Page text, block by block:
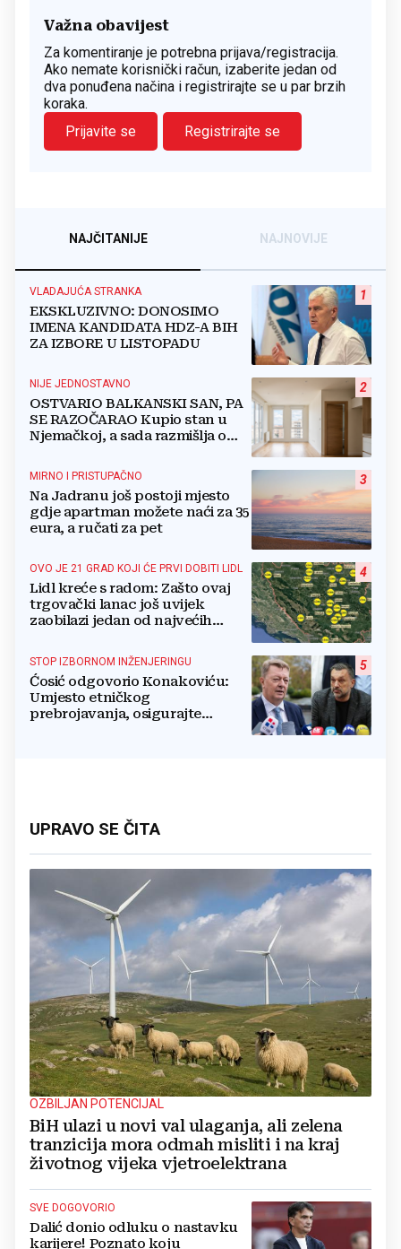
Važna obavijest
Za komentiranje je potrebna prijava/registracija.
Ako nemate korisnički račun, izaberite jedan od
dva ponuđena načina i registrirajte se u par brzih
koraka.
Prijavite se
Registrirajte se
NAJČITANIJE NAJNOVIJE
1
VLADAJUĆA STRANKA
EKSKLUZIVNO: DONOSIMO
IMENA KANDIDATA HDZ-A BIH
ZA IZBORE U LISTOPADU
2
NIJE JEDNOSTAVNO
OSTVARIO BALKANSKI SAN, PA
SE RAZOČARAO Kupio stan u
Njemačkoj, a sada razmišlja o
3
MIRNO I PRISTUPAČNO
Na Jadranu još postoji mjesto
gdje apartman možete naći za 35
eura, a ručati za pet
4
OVO JE 21 GRAD KOJI ĆE PRVI DOBITI LIDL
Lidl kreće s radom: Zašto ovaj
trgovački lanac još uvijek
zaobilazi jedan od najvećih
5
STOP IZBORNOM INŽENJERINGU
Ćosić odgovorio Konakoviću:
Umjesto etničkog
prebrojavanja, osigurajte
UPRAVO SE ČITA
OZBILJAN POTENCIJAL
BiH ulazi u novi val ulaganja, ali zelena
tranzicija mora odmah misliti i na kraj
životnog vijeka vjetroelektrana
SVE DOGOVORIO
Dalić donio odluku o nastavku
karijere! Poznato koju